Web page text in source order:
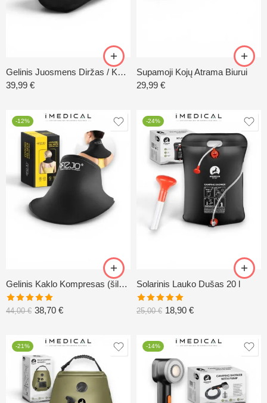
Gelinis Juosmens Diržas / Kompresas ColdPack
39,99 €
Supamoji Kojų Atrama Biurui
29,99 €
-12%
Gelinis Kaklo Kompresas (šildantis/šaldantis)
Įvertinimas:
5.00
44,00€ 38,70 €
-24%
Solarinis Lauko Dušas 20 l
Įvertinimas:
5.00
25,00€ 18,90 €
-21% -14%